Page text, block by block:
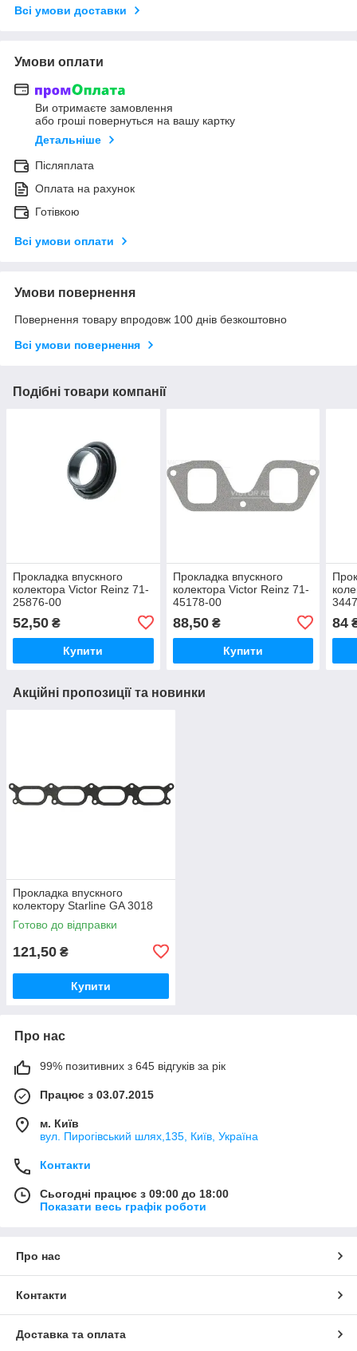
Всі умови доставки
Умови оплати
Ви отримаєте замовлення
або гроші повернуться на вашу картку
Детальніше
Післяплата
Оплата на рахунок
Готівкою
Всі умови оплати
Умови повернення
Повернення товару впродовж 100 днів безкоштовно
Всі умови повернення
Подібні товари компанії
Прокладка впускного
колектора Victor Reinz 71-
25876-00
52,50 ₴
Купити
Прокладка впускного
колектора Victor Reinz 71-
45178-00
88,50₴
Купити
84
Акційні пропозиції та новинки
Прокладка впускного
колектору Starline GA 3018
Готово до відправки
121,50 ₴
Купити
Про нас
99% позитивних з 645 відгуків за рік
Працює з 03.07.2015
м. Київ
вул. Пирогівський шлях,135, Київ, Україна
Контакти
Сьогодні працює з 09:00 до 18:00
Показати весь графік роботи
Про нас
Контакти
Доставка та оплата